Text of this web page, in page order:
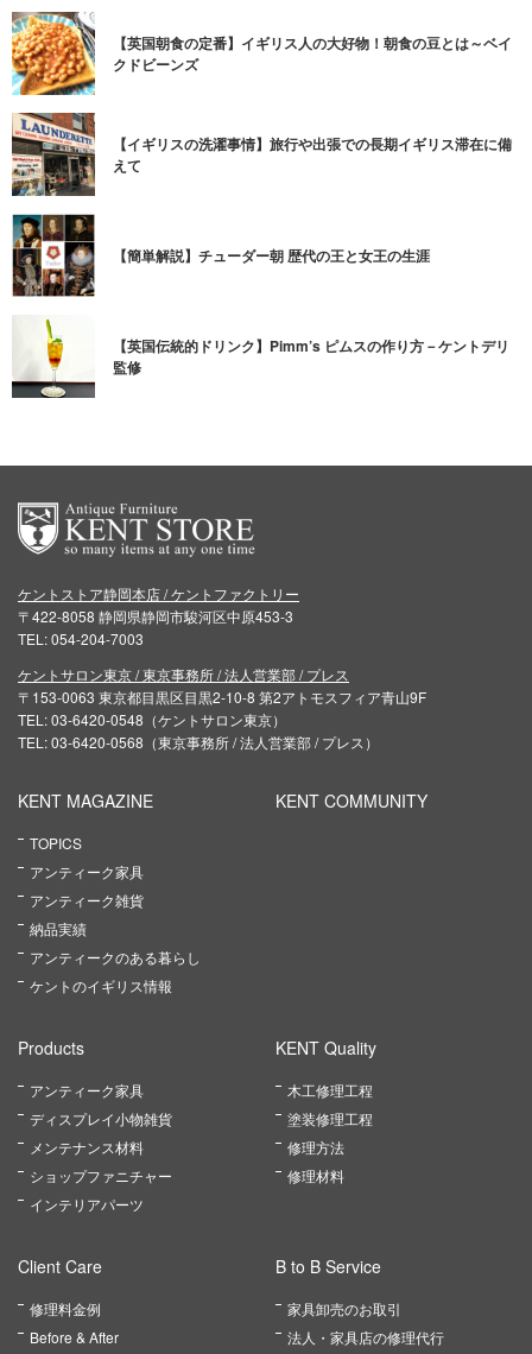
【英国朝食の定番】イギリス人の大好物！朝食の豆とは～ベイ
クドビーンズ
【イギリスの洗濯事情】旅行や出張での長期イギリス滞在に備
えて
【簡単解説】チューダー朝 歴代の王と女王の生涯
【英国伝統的ドリンク】Pimm’s ピムスの作り方－ケントデリ
監修
ケントストア静岡本店 / ケントファクトリー
〒422-8058 静岡県静岡市駿河区中原453-3
TEL: 054-204-7003
ケントサロン東京 / 東京事務所 / 法人営業部 / プレス
〒153-0063 東京都目黒区目黒2-10-8 第2アトモスフィア青山9F
TEL: 03-6420-0548（ケントサロン東京）
TEL: 03-6420-0568（東京事務所 / 法人営業部 / プレス）
KENT MAGAZINE
TOPICS
アンティーク家具
アンティーク雑貨
納品実績
アンティークのある暮らし
ケントのイギリス情報
KENT COMMUNITY
Products
アンティーク家具
ディスプレイ小物雑貨
メンテナンス材料
ショップファニチャー
インテリアパーツ
KENT Quality
木工修理工程
塗装修理工程
修理方法
修理材料
Client Care
修理料金例
Before & After
B to B Service
家具卸売のお取引
法人・家具店の修理代行